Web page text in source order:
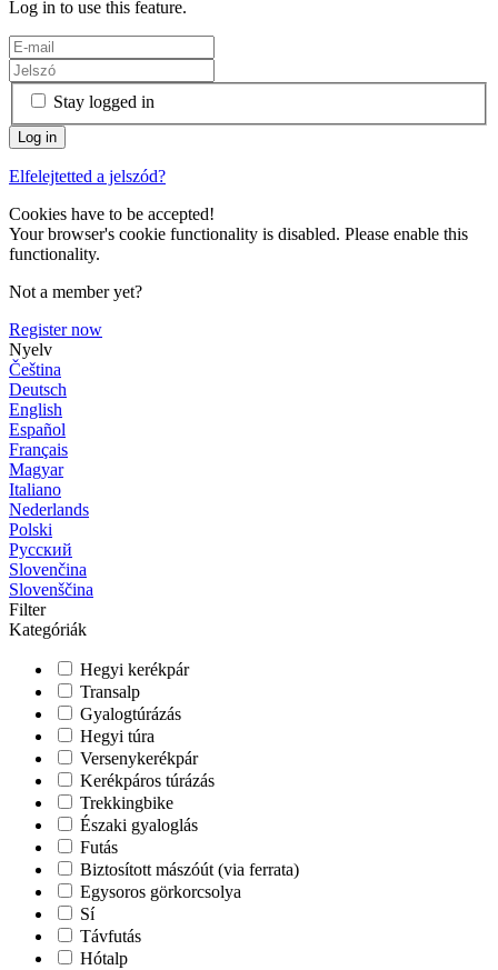
Log in to use this feature.
Stay logged in
Elfelejtetted a jelszód?
Cookies have to be accepted!
Your browser's cookie functionality is disabled. Please enable this
functionality.
Not a member yet?
Register now
Nyelv
Čeština
Deutsch
English
Español
Français
Magyar
Italiano
Nederlands
Polski
Русский
Slovenčina
Slovenščina
Filter
Kategóriák
Hegyi kerékpár
Transalp
Gyalogtúrázás
Hegyi túra
Versenykerékpár
Kerékpáros túrázás
Trekkingbike
Északi gyaloglás
Futás
Biztosított mászóút (via ferrata)
Egysoros görkorcsolya
Sí
Távfutás
Hótalp